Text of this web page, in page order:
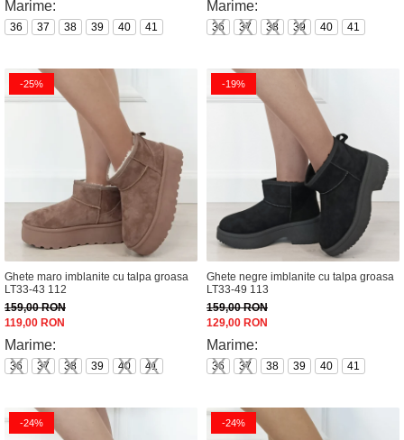
Marime:
36 37 38 39 40 41
Marime:
36 37 38 39 40 41
-25%
Ghete maro imblanite cu talpa groasa
LT33-43 112
159,00 RON
119,00 RON
Marime:
36 37 38 39 40 41
-19%
Ghete negre imblanite cu talpa groasa
LT33-49 113
159,00 RON
129,00 RON
Marime:
36 37 38 39 40 41
-24% -24%